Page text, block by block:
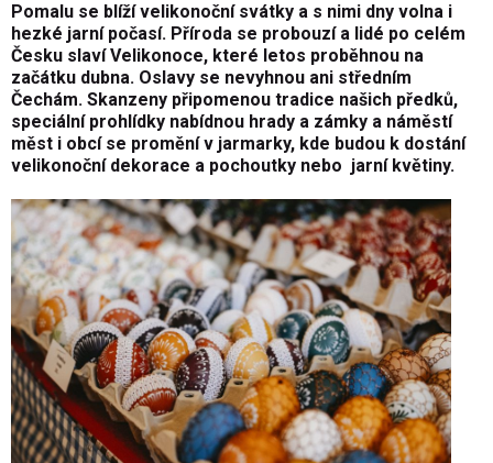
Pomalu se blíží velikonoční svátky a s nimi dny volna i
hezké jarní počasí. Příroda se probouzí a lidé po celém
Česku slaví Velikonoce, které letos proběhnou na
začátku dubna. Oslavy se nevyhnou ani středním
Čechám. Skanzeny připomenou tradice našich předků,
speciální prohlídky nabídnou hrady a zámky a náměstí
měst i obcí se promění v jarmarky, kde budou k dostání
velikonoční dekorace a pochoutky nebo jarní květiny.